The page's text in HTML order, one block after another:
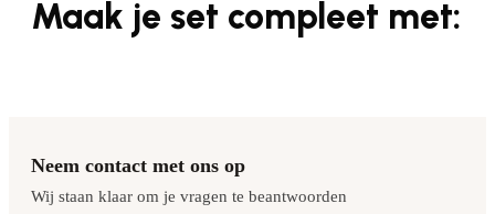
Maak je set compleet met:
Neem contact met ons op
Wij staan klaar om je vragen te beantwoorden